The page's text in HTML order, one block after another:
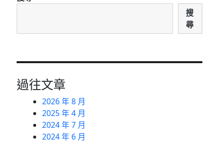
搜
尋
過往文章
2026 年 8 月
2025 年 4 月
2024 年 7 月
2024 年 6 月